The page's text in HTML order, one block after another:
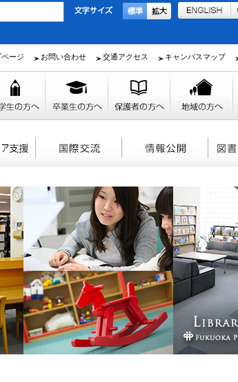
ページ お問い合わせ 交通アクセス キャンパスマップ